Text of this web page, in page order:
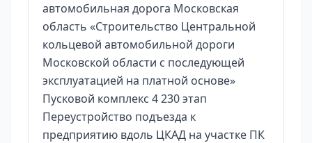
автомобильная дорога Московская
область «Строительство Центральной
кольцевой автомобильной дороги
Московской области с последующей
эксплуатацией на платной основе»
Пусковой комплекс 4 230 этап
Переустройство подъезда к
предприятию вдоль ЦКАД на участке ПК